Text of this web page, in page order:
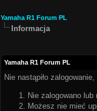
Yamaha R1 Forum PL
Informacja
Yamaha R1 Forum PL
Nie nastąpiło
Nie zalogowano
Możesz nie mieć